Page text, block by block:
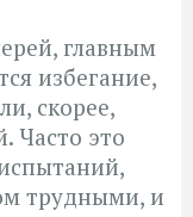
главным
избегание,
скорее,
Часто это
трудными, и